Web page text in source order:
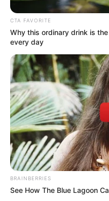
TAGS
ΑΓΟΡΑ
CTA FAVORITE
Why this ordinary drink is
every day
BRAINBERRIES
See How The Blue Lagoon